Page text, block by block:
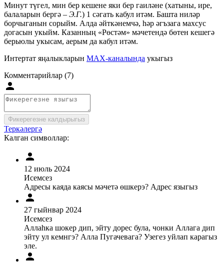
Минут түгел, мин бер кешене яки бер гаиләне (хатыны, ире,
балаларын бергә – Э.Г.) 1 сәгать кабул итәм. Башта ниләр
борчыганын сорыйм. Алда әйткәнемчә, һәр әгъзага махсус
догасын укыйм. Казанның «Рөстәм» мәчетендә бөтен кешегә
берьюлы укысам, аерым да кабул итәм.
Интертат яңалыкларын MAX-каналында укыгыз
Комментарийлар (7)
Фикерегезне калдырыгыз
Теркәлергә
Калган символлар:
12 июль 2024
Исемсез
Адресы каяда каясы мәчетә өшкерэ? Адрес языгыз
27 гыйнвар 2024
Исемсез
Аллаhка шокер дип, эйту дорес була, чонки Аллага дип
эйту ул кемнгэ? Алла Пугачевага? Узегез уйлап карагыз
эле.